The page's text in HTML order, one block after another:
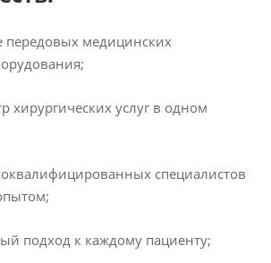
передовых медицинских
хирургических услуг в одном
специалистов
подход к каждому пациенту;